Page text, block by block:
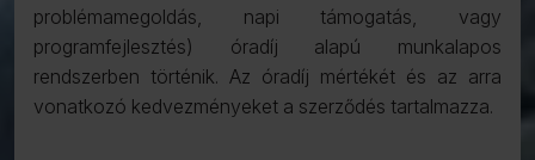
problémamegoldás, napi támogatás, vagy
programfejlesztés) óradíj alapú munkalapos
rendszerben történik. Az óradíj mértékét és az arra
vonatkozó kedvezményeket a szerződés tartalmazza.